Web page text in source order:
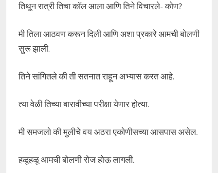
तिथून रात्री तिचा कॉल आला आणि तिने विचारले- कोण?
मी तिला आठवण करून दिली आणि अशा प्रकारे आमची बोलणी
सुरू झाली.
तिने सांगितले की ती सतनात राहून अभ्यास करत आहे.
त्या वेळी तिच्या बारावीच्या परीक्षा येणार होत्या.
मी समजलो की मुलीचे वय अठरा एकोणीसच्या आसपास असेल.
हळूहळू आमची बोलणी रोज होऊ लागली.